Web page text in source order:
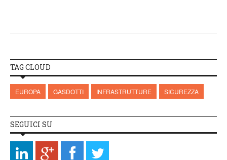
TAG CLOUD
EUROPA GASDOTTI INFRASTRUTTURE SICUREZZA
SEGUICI SU